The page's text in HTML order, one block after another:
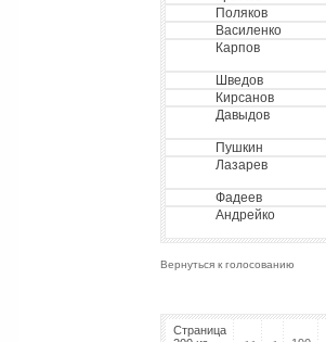
Поляков
Василенко
Карпов
Шведов
Кирсанов
Давыдов
Пушкин
Лазарев
Фадеев
Андрейко
Вернуться к голосованию
Страница